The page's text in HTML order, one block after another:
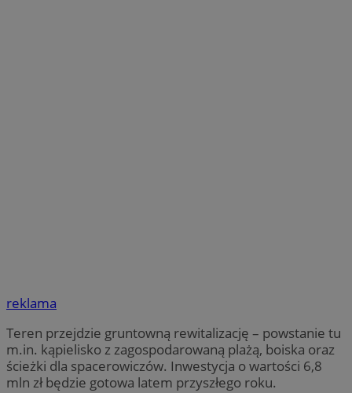
reklama
Teren przejdzie gruntowną rewitalizację – powstanie tu
m.in. kąpielisko z zagospodarowaną plażą, boiska oraz
ścieżki dla spacerowiczów. Inwestycja o wartości 6,8
mln zł będzie gotowa latem przyszłego roku.